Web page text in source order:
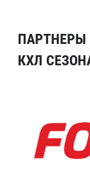
ПАРТНЕРЫ
КХЛ